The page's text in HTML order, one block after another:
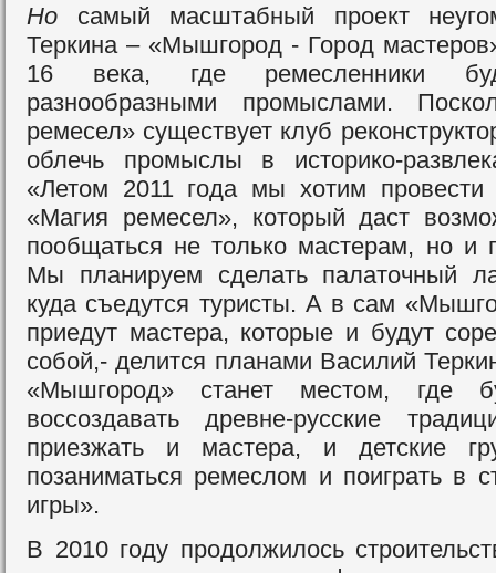
Но самый масштабный проект
Теркина – «Мышгород - Город
16 века, где ремесленники
разнообразными промыслами.
ремесел» существует клуб
облечь промыслы в
историко-
«Летом 2011 года мы хотим провести
«Магия ремесел», который даст
пообщаться не только мастерам, но и
Мы планируем сделать палаточный
куда съедутся туристы. А в сам
приедут мастера, которые и будут
собой,- делится планами Василий
«Мышгород» станет местом, где
воссоздавать древне-русские
приезжать и мастера, и детские
позаниматься ремеслом и поиграть в
игры».
В 2010 году продолжилось